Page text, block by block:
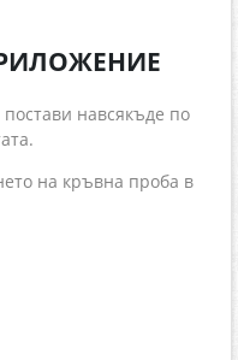
навсякъде по
на кръвна проба в